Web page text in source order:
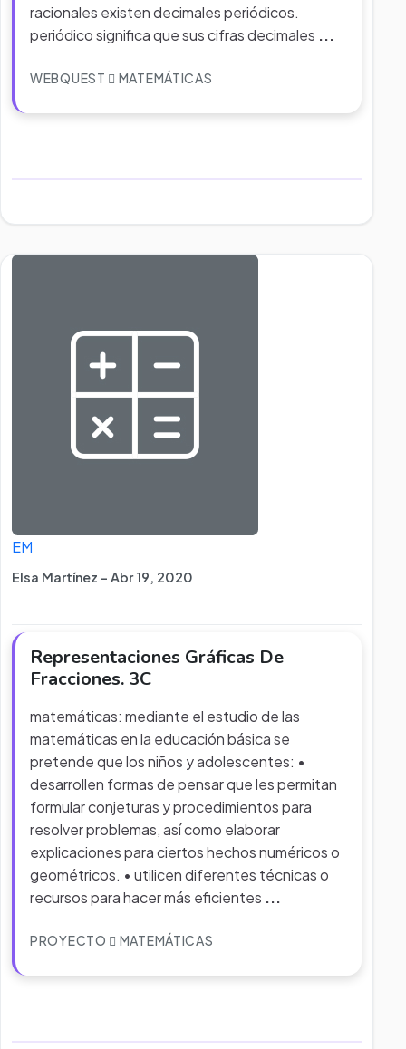
racionales existen decimales periódicos.
periódico significa que sus cifras decimales ...
WEBQUEST MATEMÁTICAS
EM
Elsa Martínez - Abr 19, 2020
Representaciones Gráficas De
Fracciones. 3C
matemáticas: mediante el estudio de las
matemáticas en la educación básica se
pretende que los niños y adolescentes: •
desarrollen formas de pensar que les permitan
formular conjeturas y procedimientos para
resolver problemas, así como elaborar
explicaciones para ciertos hechos numéricos o
geométricos. • utilicen diferentes técnicas o
recursos para hacer más eficientes ...
PROYECTO MATEMÁTICAS